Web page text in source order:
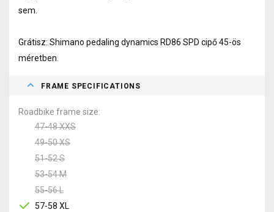
sem.
Grátisz: Shimano pedaling dynamics RD86 SPD cipő 45-ös
méretben.
FRAME SPECIFICATIONS
Roadbike frame size
47-48 XXS
49-50 XS
51-52 S
53-54 M
55-56 L
57-58 XL